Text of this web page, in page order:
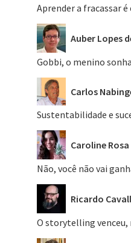
Aprender a fracassar é
Auber Lopes
Gobbi, o menino
Carlos
Sustentabilidade e
Caroline Rosa
Não, você não vai
Ricardo
O storytelling venceu,